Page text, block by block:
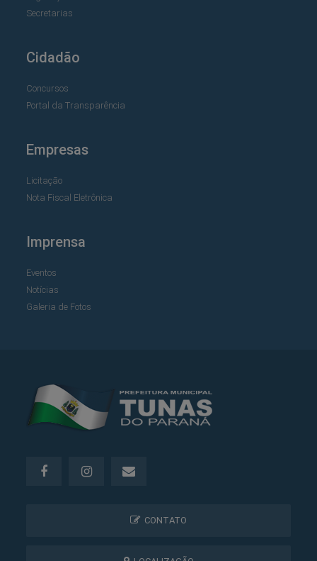
Secretarias
Cidadão
Concursos
Portal da Transparência
Empresas
Licitação
Nota Fiscal Eletrônica
Imprensa
Eventos
Notícias
Galeria de Fotos
CONTATO